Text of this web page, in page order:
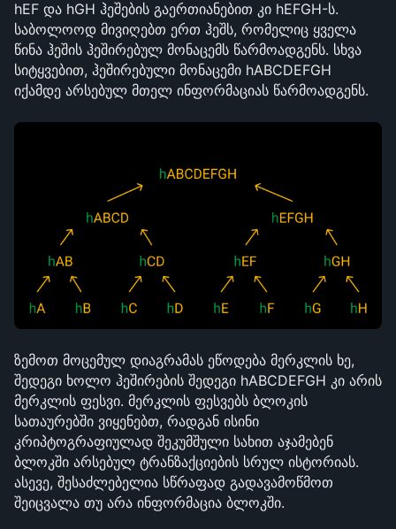
hEF და hGH ჰეშების გაერთიანებით კი hEFGH-ს.
საბოლოოდ მივიღებთ ერთ ჰეშს, რომელიც ყველა
წინა ჰეშის ჰეშირებულ მონაცემს წარმოადგენს. სხვა
სიტყვებით, ჰეშირებული მონაცემი hABCDEFGH
იქამდე არსებულ მთელ ინფორმაციას წარმოადგენს.
ზემოთ მოცემულ დიაგრამას ეწოდება მერკლის ხე,
შედეგი ხოლო ჰეშირების შედეგი hABCDEFGH კი არის
მერკლის ფესვი. მერკლის ფესვებს ბლოკის
სათაურებში ვიყენებთ, რადგან ისინი
კრიპტოგრაფიულად შეკუმშული სახით აჯამებენ
ბლოკში არსებულ ტრანზაქციების სრულ ისტორიას.
ასევე, შესაძლებელია სწრაფად გადავამოწმოთ
შეიცვალა თუ არა ინფორმაცია ბლოკში.